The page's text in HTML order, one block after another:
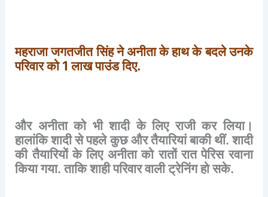
महराजाजगतजीतसिंहने अनीताकेहाथकेबदलेउनके
परिवारको1लाखपाउंडदिए.
और अनीता को भी शादी के लिए राजी कर लिया।
हालांकिशादीसेपहलेकुछ औरतैयारियांबाकी थीं.शादी
की तैयारियों के लिए अनीता को रातों रात पेरिस रवाना
कियागया.ताकिशाहीपरिवारवालीट्रेनिंगहोसके.